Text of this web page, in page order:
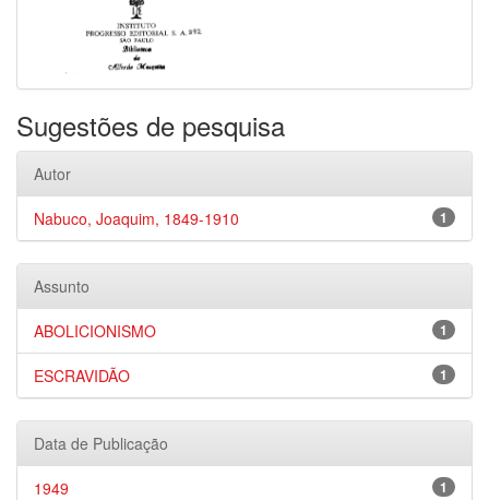
Sugestões de pesquisa
Autor
1
Nabuco, Joaquim, 1849-1910
Assunto
1
ABOLICIONISMO
1
ESCRAVIDÃO
Data de Publicação
1
1949